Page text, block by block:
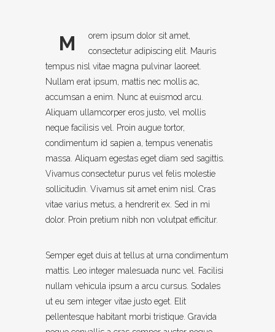
M
orem ipsum dolor sit amet,
consectetur adipiscing elit. Mauris
tempus nisl vitae magna pulvinar laoreet.
Nullam erat ipsum, mattis nec mollis ac,
accumsan a enim. Nunc at euismod arcu.
Aliquam ullamcorper eros justo, vel mollis
neque facilisis vel. Proin augue tortor,
condimentum id sapien a, tempus venenatis
massa. Aliquam egestas eget diam sed sagittis.
Vivamus consectetur purus vel felis molestie
sollicitudin. Vivamus sit amet enim nisl. Cras
vitae varius metus, a hendrerit ex. Sed in mi
dolor. Proin pretium nibh non volutpat efficitur.
Semper eget duis at tellus at urna condimentum
mattis. Leo integer malesuada nunc vel. Facilisi
nullam vehicula ipsum a arcu cursus. Sodales
ut eu sem integer vitae justo eget. Elit
pellentesque habitant morbi tristique. Gravida